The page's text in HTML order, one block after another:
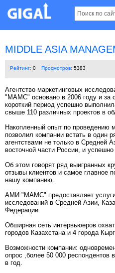
MIDDLE ASIA
Рейтинг: 0 Просмотров: 5383
Агентство маркетинговых
"МАМС" основано в 2006 году и за
короткий период успешно
свыше 110 различных проектов в
Накопленный опыт по проведению
позволил компании встать в один
агентствами не только в Средней
восточной части России, и
Об этом говорят ряд выигранных
отзывы клиентов и самое главное
нашу компанию.
АМИ "МАМС" предоставляет
исследований в Средней Азии,
Федерации.
Обширная сеть интервьюеров
городов Казахстана и 4 города
Возможности компании:
опрос ,более 50 000 респондентов
в год.